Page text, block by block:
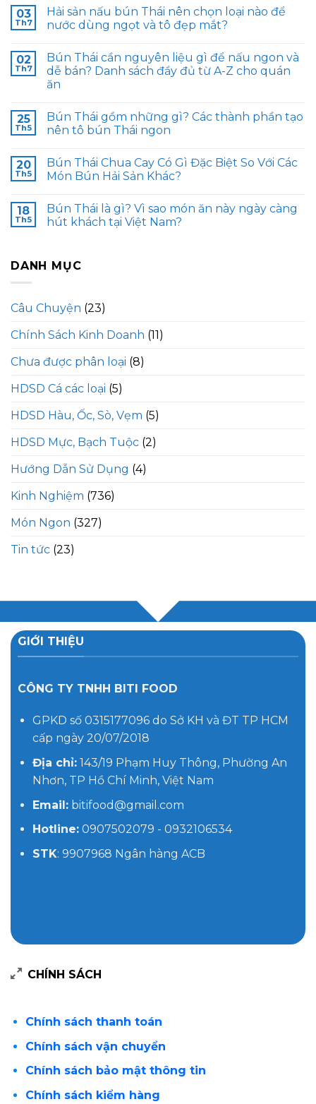
03
Th7
Hải sản nấu bún Thái nên chọn loại nào để
nước dùng ngọt và tô đẹp mắt?
02
Th7
Bún Thái cần nguyên liệu gì để nấu ngon và
dễ bán? Danh sách đầy đủ từ A-Z cho quán
ăn
25
Th5
Bún Thái gồm những gì? Các thành phần tạo
nên tô bún Thái ngon
20
Th5
Bún Thái Chua Cay Có Gì Đặc Biệt So Với Các
Món Bún Hải Sản Khác?
18
Th5
Bún Thái là gì? Vì sao món ăn này ngày càng
hút khách tại Việt Nam?
DANH MỤC
Câu Chuyện (23)
Chính Sách Kinh Doanh (11)
Chưa được phân loại (8)
HDSD Cá các loại (5)
HDSD Hàu, Ốc, Sò, Vẹm (5)
HDSD Mực, Bạch Tuộc (2)
Hướng Dẫn Sử Dụng (4)
Kinh Nghiệm (736)
Món Ngon (327)
Tin tức (23)
GIỚI THIỆU
CÔNG TY TNHH BITI FOOD
GPKD số 0315177096 do Sở KH và ĐT TP HCM
cấp ngày 20/07/2018
Địa chỉ:143/19 Phạm Huy Thông, Phường An
Nhơn, TP Hồ Chí Minh, Việt Nam
Email:bitifood@gmail.com
Hotline:0907502079 - 0932106534
STK: 9907968 Ngân hàng ACB
CHÍNH SÁCH
Chính sách thanh toán
Chính sách vận chuyển
Chính sách bảo mật thông tin
Chính sách kiểm hàng